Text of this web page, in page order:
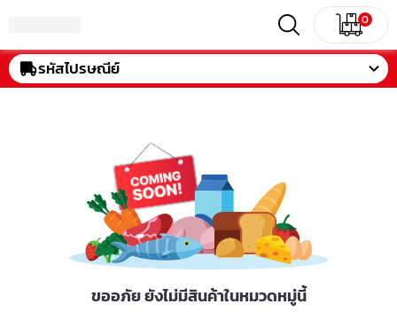
0
รหัสไปรษณีย์
ขออภัย ยังไม่มีสินค้าในหมวดหมู่นี้